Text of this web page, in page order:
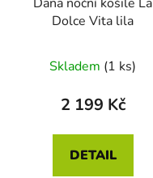
Dolce Vita lila
Skladem (1 ks)
2 199 Kč
DETAIL